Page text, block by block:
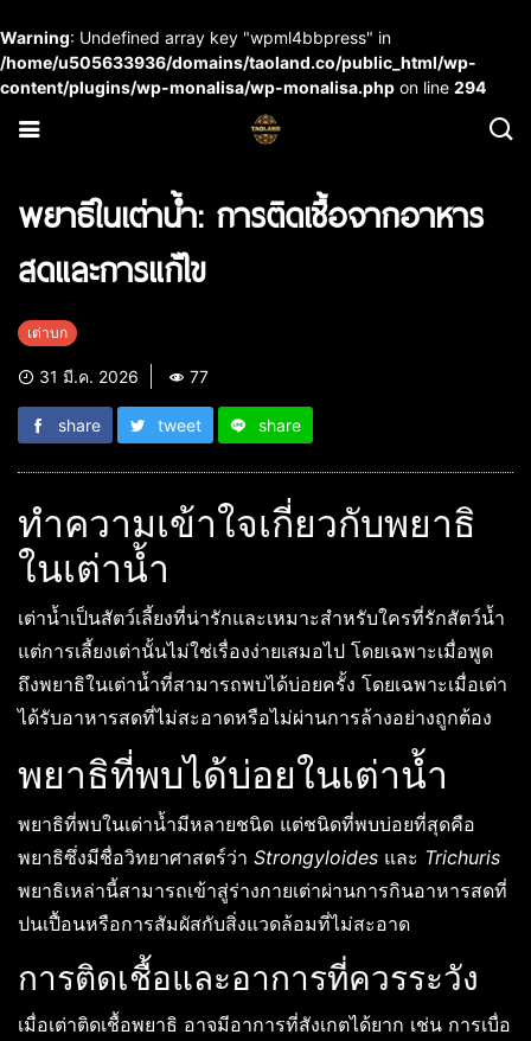
Warning: Undefined array key "wpml4bbpress" in
/home/u505633936/domains/taoland.co/public_html/wp-
content/plugins/wp-monalisa/wp-monalisa.php on line 294
พยาธิในเต่าน้ำ: การติดเชื้อจากอาหาร
สดและการแก้ไข
เต่าบก
31 มี.ค. 2026 77
share tweet share
ทำความเข้าใจเกี่ยวกับพยาธิ
ในเต่าน้ำ
เต่าน้ำเป็นสัตว์เลี้ยงที่น่ารักและเหมาะสำหรับใครที่รักสัตว์น้ำ
แต่การเลี้ยงเต่านั้นไม่ใช่เรื่องง่ายเสมอไป โดยเฉพาะเมื่อพูด
ถึงพยาธิในเต่าน้ำที่สามารถพบได้บ่อยครั้ง โดยเฉพาะเมื่อเต่า
ได้รับอาหารสดที่ไม่สะอาดหรือไม่ผ่านการล้างอย่างถูกต้อง
พยาธิที่พบได้บ่อยในเต่าน้ำ
พยาธิที่พบในเต่าน้ำมีหลายชนิด แต่ชนิดที่พบบ่อยที่สุดคือ
พยาธิซึ่งมีชื่อวิทยาศาสตร์ว่า Strongyloides และ Trichuris
พยาธิเหล่านี้สามารถเข้าสู่ร่างกายเต่าผ่านการกินอาหารสดที่
ปนเปื้อนหรือการสัมผัสกับสิ่งแวดล้อมที่ไม่สะอาด
การติดเชื้อและอาการที่ควรระวัง
เมื่อเต่าติดเชื้อพยาธิ อาจมีอาการที่สังเกตได้ยาก เช่น การเบื่อ